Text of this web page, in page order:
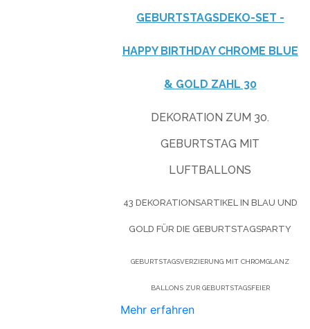
GEBURTSTAGSDEKO-SET -
HAPPY BIRTHDAY CHROME BLUE
& GOLD ZAHL 30
DEKORATION ZUM 30.
GEBURTSTAG MIT
LUFTBALLONS
43 DEKORATIONSARTIKEL IN BLAU UND
GOLD FÜR DIE GEBURTSTAGSPARTY
GEBURTSTAGSVERZIERUNG MIT CHROMGLANZ
BALLONS ZUR GEBURTSTAGSFEIER
Mehr erfahren